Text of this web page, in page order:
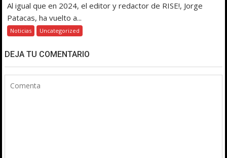
Al igual que en 2024, el editor y redactor de RISE!, Jorge
Patacas, ha vuelto a...
Noticias Uncategorized
DEJA TU COMENTARIO